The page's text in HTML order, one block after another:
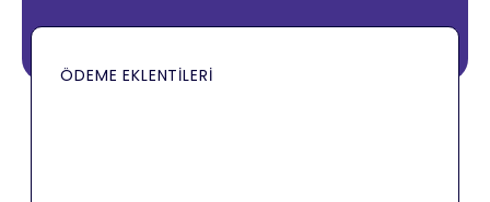
ÖDEME EKLENTILERI